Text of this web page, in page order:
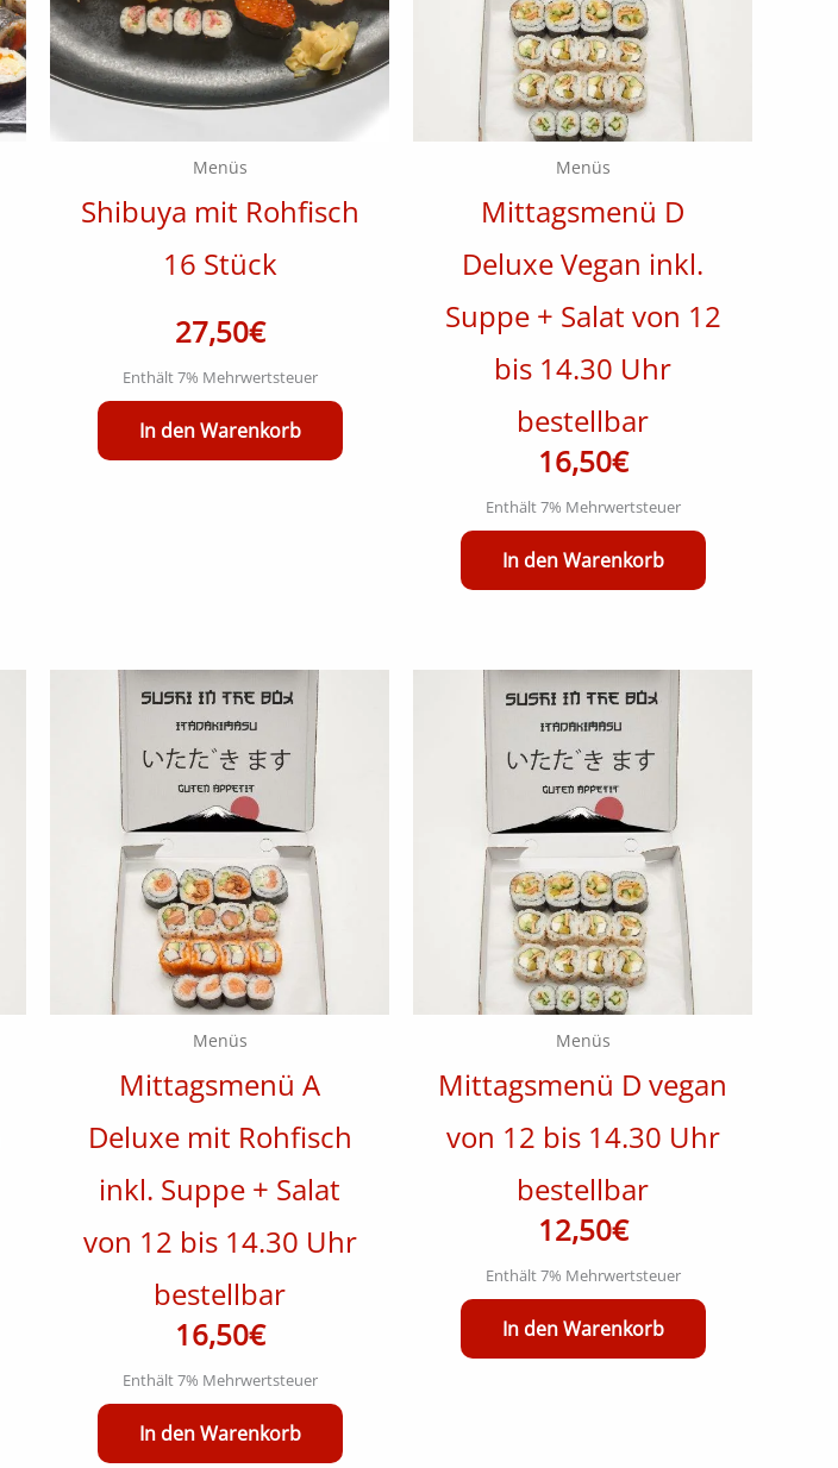
Menüs
Shibuya mit Rohfisch
16 Stück
27,50€
Enthält 7% Mehrwertsteuer
In den Warenkorb
Menüs
Mittagsmenü D
Deluxe Vegan inkl.
Suppe + Salat von 12
bis 14.30 Uhr
bestellbar
16,50€
Enthält 7% Mehrwertsteuer
In den Warenkorb
Menüs
Mittagsmenü A
Deluxe mit Rohfisch
inkl. Suppe + Salat
von 12 bis 14.30 Uhr
bestellbar
16,50€
Enthält 7% Mehrwertsteuer
In den Warenkorb
Menüs
Mittagsmenü D vegan
von 12 bis 14.30 Uhr
bestellbar
12,50€
Enthält 7% Mehrwertsteuer
In den Warenkorb